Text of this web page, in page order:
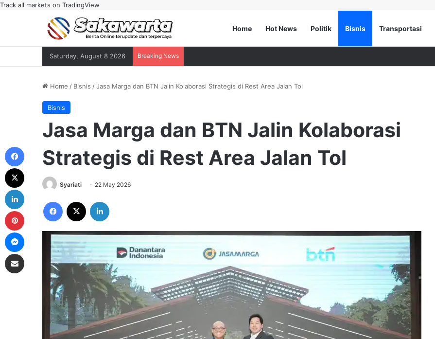
Track all markets on TradingView
Home Hot News Politik Bisnis Transportasi
Saturday, August 8 2026 Breaking News
Home / Bisnis /Jasa Marga dan BTN Jalin Kolaborasi Strategis di Rest Area Jalan Tol
Bisnis
Jasa Marga dan BTN Jalin Kolaborasi
Strategis di Rest Area Jalan Tol
Syariati 22 May 2026
Facebook
LinkedIn
Pinterest
Messenger